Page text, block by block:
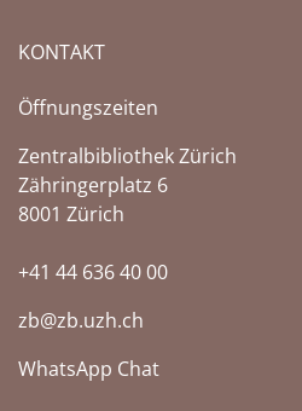
KONTAKT
Öffnungszeiten
Zentralbibliothek Zürich
Zähringerplatz 6
8001 Zürich
+41 44 636 40 00
zb@zb.uzh.ch
WhatsApp Chat